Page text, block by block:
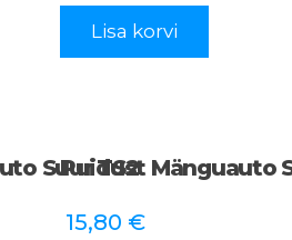
Lisa korvi
Suur TS2
Puidust Mänguauto
15,80 €